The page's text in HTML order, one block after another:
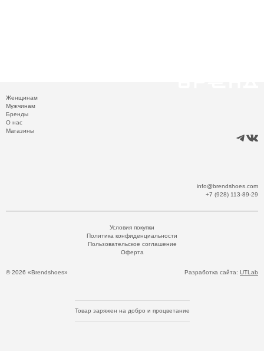
Женщинам
Мужчинам
Бренды
О нас
Магазины
info@brendshoes.com
+7 (928) 113-89-29
© 2026 «Brendshoes»
Условия покупки
Политика конфиденциальности
Пользовательское соглашение
Оферта
Разработка сайта: UTLab
Товар заряжен на добро и процветание